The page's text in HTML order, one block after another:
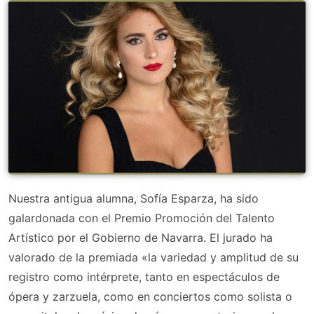
Nuestra antigua alumna, Sofía Esparza, ha sido
galardonada con el Premio Promoción del Talento
Artístico por el Gobierno de Navarra. El jurado ha
valorado de la premiada «la variedad y amplitud de su
registro como intérprete, tanto en espectáculos de
ópera y zarzuela, como en conciertos como solista o